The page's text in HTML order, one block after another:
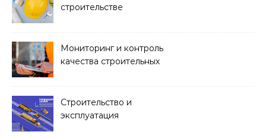
строительстве
Мониторинг и контроль
качества строительных
Строительство и
эксплуатация